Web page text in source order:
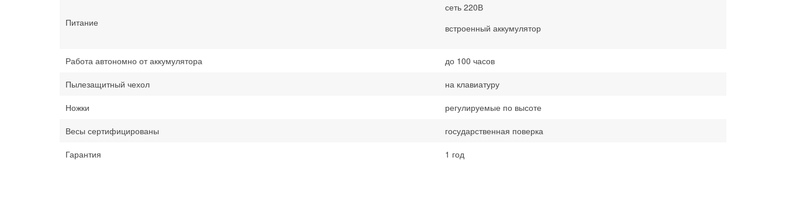
Питание
сеть 220В
встроенный аккумулятор
Работа автономно от аккумулятора
до 100 часов
Пылезащитный чехол
на клавиатуру
Ножки
регулируемые по высоте
Весы сертифицированы
государственная поверка
Гарантия
1 год